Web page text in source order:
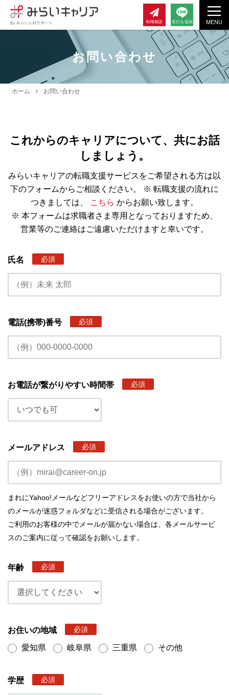
MENU
転職相談 友だち追加
お問い合わせ
ホーム お問い合わせ
これからのキャリアについて、共にお話
しましょう。
みらいキャリアの転職支援サービスをご希望される方は以
下のフォームからご相談ください。
※ 転職支援の流れに
つきましては、
こちら からお願い致します。
※ 本フォームは求職者さま専用となっておりますため、
営業等のご連絡はご遠慮いただけますと幸いです。
氏名 必須
電話(携帯)番号 必須
お電話が繋がりやすい時間帯 必須
メールアドレス 必須
まれにYahoo!メールなどフリーアドレスをお使いの方で当社から
のメールが迷惑フォルダなどに受信される場合がございます。
ご利用のお客様の中でメールが届かない場合は、各メールサービ
スのご案内に従って確認をお願いします。
年齢 必須
お住いの地域 必須
愛知県 岐阜県 三重県 その他
学歴 必須